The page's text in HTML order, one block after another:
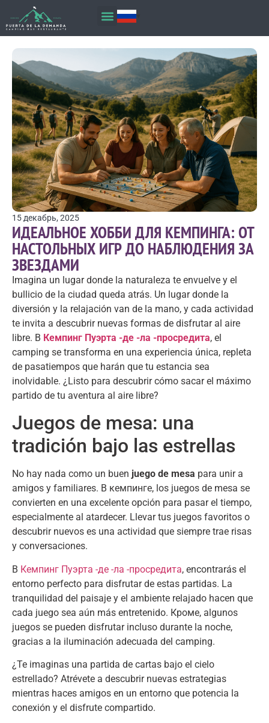
15 декабрь, 2025
ИДЕАЛЬНОЕ ХОББИ ДЛЯ КЕМПИНГА: ОТ
НАСТОЛЬНЫХ ИГР ДО НАБЛЮДЕНИЯ ЗА
ЗВЕЗДАМИ
Imagina un lugar donde la naturaleza te envuelve y el
bullicio de la ciudad queda atrás. Un lugar donde la
diversión y la relajación van de la mano, y cada actividad
te invita a descubrir nuevas formas de disfrutar al aire
libre. В Кемпинг Пуэрта -де -ла -просредита, el
camping se transforma en una experiencia única, repleta
de pasatiempos que harán que tu estancia sea
inolvidable. ¿Listo para descubrir cómo sacar el máximo
partido de tu aventura al aire libre?
Juegos de mesa: una
tradición bajo las estrellas
No hay nada como un buen juego de mesa para unir a
amigos y familiares. В кемпинге, los juegos de mesa se
convierten en una excelente opción para pasar el tiempo,
especialmente al atardecer. Llevar tus juegos favoritos o
descubrir nuevos es una actividad que siempre trae risas
y conversaciones.
В Кемпинг Пуэрта -де -ла -просредита, encontrarás el
entorno perfecto para disfrutar de estas partidas. La
tranquilidad del paisaje y el ambiente relajado hacen que
cada juego sea aún más entretenido. Кроме, algunos
juegos se pueden disfrutar incluso durante la noche,
gracias a la iluminación adecuada del camping.
¿Te imaginas una partida de cartas bajo el cielo
estrellado? Atrévete a descubrir nuevas estrategias
mientras haces amigos en un entorno que potencia la
conexión y el disfrute compartido.